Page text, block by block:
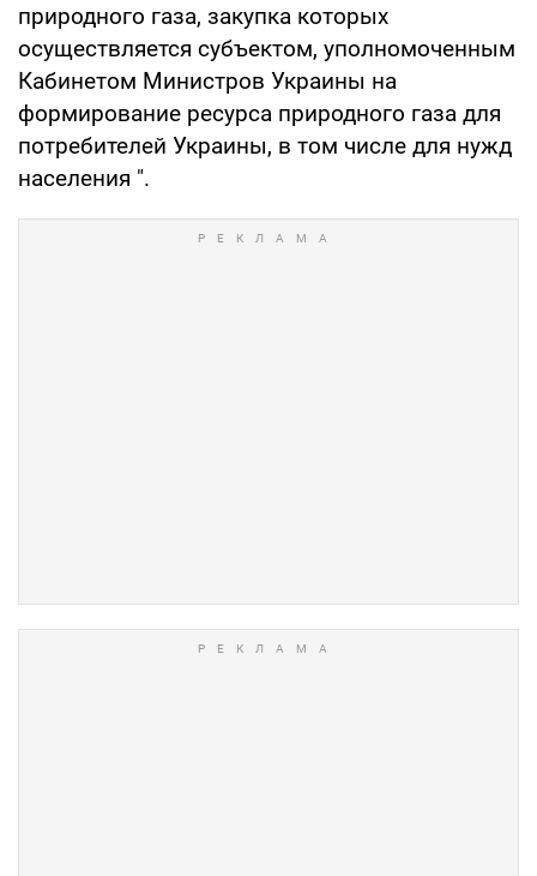
природного газа, закупка которых
осуществляется субъектом, уполномоченным
Кабинетом Министров Украины на
формирование ресурса природного газа для
потребителей Украины, в том числе для нужд
населения ".